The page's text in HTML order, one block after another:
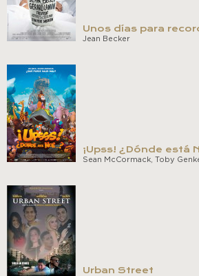
Unos días para
Jean Becker
¡Upss! ¿Dónde está
Sean McCormack, Toby
Urban Street